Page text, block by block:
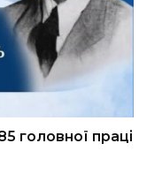
головної праці